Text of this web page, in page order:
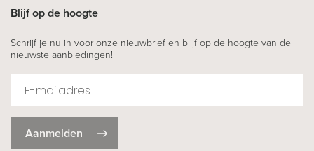
Blijf op de hoogte
Schrijf je nu in voor onze nieuwbrief en blijf op de hoogte van de
nieuwste aanbiedingen!
Aanmelden